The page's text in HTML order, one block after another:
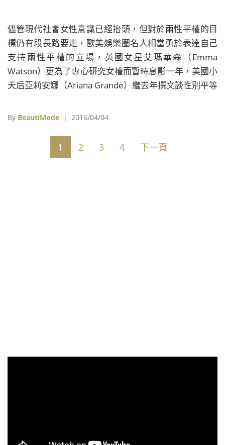
儘管現代社會女性意識已經抬頭，但對於兩性平權的目
標仍有段長路要走，歐美娛樂圈名人相當勇於表達自己
支持兩性平權的立場，英國女星艾瑪華森（Emma
Watson）更為了專心研究女權而暫時息影一年，美國小
天后亞莉安娜（Ariana Grande）繼去年撰文談性別平等
的字眼在他們的音樂裡了。
By BeautiMode | 2016/04/04
1 2 3 4 下一頁